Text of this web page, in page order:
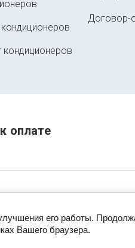
кондиционеров
Договор-
оплате
его работы.
Вашего браузера.